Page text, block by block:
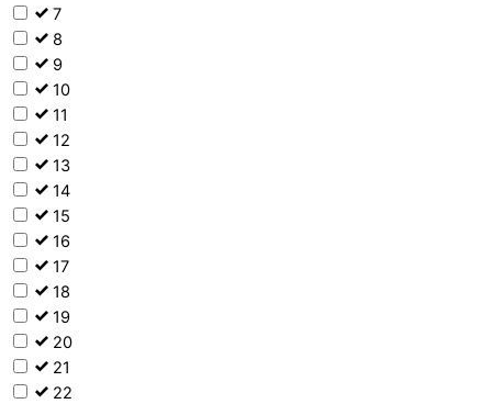
7
8
9
10
11
12
13
14
15
16
17
18
19
20
21
22